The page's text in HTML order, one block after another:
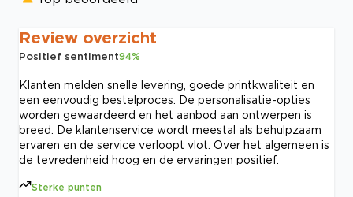
Review overzicht
Positief sentiment94%
Klanten melden snelle levering, goede printkwaliteit en
een eenvoudig bestelproces. De personalisatie-opties
worden gewaardeerd en het aanbod aan ontwerpen is
breed. De klantenservice wordt meestal als behulpzaam
ervaren en de service verloopt vlot. Over het algemeen is
de tevredenheid hoog en de ervaringen positief.
Sterke punten